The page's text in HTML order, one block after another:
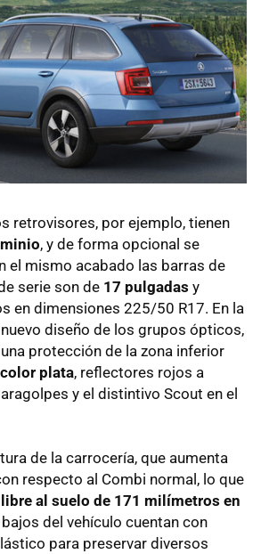
retrovisores, por ejemplo, tienen
, y de forma opcional se
el mismo acabado las barras de
serie son de 17 pulgadas y
en dimensiones 225/50 R17. En la
diseño de los grupos ópticos,
protección de la zona inferior
color plata, reflectores rojos a
y el distintivo Scout en el
de la carrocería, que aumenta
respecto al Combi normal, lo que
al suelo de 171 milímetros en
del vehículo cuentan con
para preservar diversos